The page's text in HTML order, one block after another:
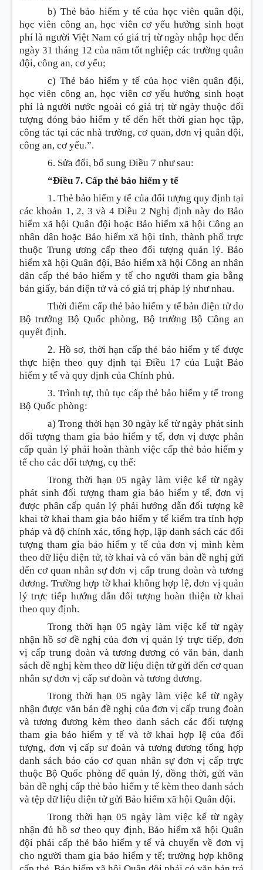
b) Thẻ bảo hiểm y tế của học viên quân đội,
học viên công an, học viên cơ yếu hưởng sinh hoạt
phí là người Việt Nam có giá trị từ ngày nhập học đến
ngày 31 tháng 12 của năm tốt nghiệp các trường quân
đội, công an, cơ yếu;
c) Thẻ bảo hiểm y tế của học viên quân đội,
học viên công an, học viên cơ yếu hưởng sinh hoạt
phí là người nước ngoài có giá trị từ ngày thuộc đối
tượng đóng bảo hiểm y tế đến hết thời gian học tập,
công tác tại các nhà trường, cơ quan, đơn vị quân đội,
công an, cơ yếu.”.
6. Sửa đổi, bổ sung Điều 7 như sau:
“Điều 7. Cấp thẻ bảo hiểm y tế
1. Thẻ bảo hiểm y tế của đối tượng quy định tại
các khoản 1, 2, 3 và 4 Điều 2 Nghị định này do Bảo
hiểm xã hội Quân đội hoặc Bảo hiểm xã hội Công an
nhân dân hoặc Bảo hiểm xã hội tỉnh, thành phố trực
thuộc Trung ương cấp theo đối tượng quản lý. Bảo
hiểm xã hội Quân đội, Bảo hiểm xã hội Công an nhân
dân cấp thẻ bảo hiểm y tế cho người tham gia bằng
bản giấy, bản điện tử và có giá trị pháp lý như nhau.
Thời điểm cấp thẻ bảo hiểm y tế bản điện tử do
Bộ trưởng Bộ Quốc phòng, Bộ trưởng Bộ Công an
quyết định.
2. Hồ sơ, thời hạn cấp thẻ bảo hiểm y tế được
thực hiện theo quy định tại Điều 17 của Luật Bảo
hiểm y tế và quy định của Chính phủ.
3. Trình tự, thủ tục cấp thẻ bảo hiểm y tế trong
Bộ Quốc phòng:
a) Trong thời hạn 30 ngày kể từ ngày phát sinh
đối tượng tham gia bảo hiểm y tế, đơn vị được phân
cấp quản lý phải hoàn thành việc cấp thẻ bảo hiểm y
tế cho các đối tượng, cụ thể:
Trong thời hạn 05 ngày làm việc kể từ ngày
phát sinh đối tượng tham gia bảo hiểm y tế, đơn vị
được phân cấp quản lý phải hướng dẫn đối tượng kê
khai tờ khai tham gia bảo hiểm y tế kiểm tra tính hợp
pháp và độ chính xác, tổng hợp, lập danh sách các đối
tượng tham gia bảo hiểm y tế của đơn vị mình kèm
theo dữ liệu điện tử, tờ khai và có văn bản đề nghị gửi
đến cơ quan nhân sự đơn vị cấp trung đoàn và tương
đương. Trường hợp tờ khai không hợp lệ, đơn vị quản
lý trực tiếp hướng dẫn đối tượng hoàn thiện tờ khai
theo quy định.
Trong thời hạn 05 ngày làm việc kể từ ngày
nhận hồ sơ đề nghị của đơn vị quản lý trực tiếp, đơn
vị cấp trung đoàn và tương đương có văn bản, danh
sách đề nghị kèm theo dữ liệu điện tử gửi đến cơ quan
nhân sự đơn vị cấp sư đoàn và tương đương.
Trong thời hạn 05 ngày làm việc kể từ ngày
nhận được văn bản đề nghị của đơn vị cấp trung đoàn
và tương đương kèm theo danh sách các đối tượng
tham gia bảo hiểm y tế và tờ khai hợp lệ của đối
tượng, đơn vị cấp sư đoàn và tương đương tổng hợp
danh sách báo cáo cơ quan nhân sự đơn vị cấp trực
thuộc Bộ Quốc phòng để quản lý, đồng thời, gửi văn
bản đề nghị cấp thẻ bảo hiểm y tế kèm theo danh sách
và tệp dữ liệu điện tử gửi Bảo hiểm xã hội Quân đội.
Trong thời hạn 05 ngày làm việc kể từ ngày
nhận đủ hồ sơ theo quy định, Bảo hiểm xã hội Quân
đội phải cấp thẻ bảo hiểm y tế và chuyển về đơn vị
cho người tham gia bảo hiểm y tế; trường hợp không